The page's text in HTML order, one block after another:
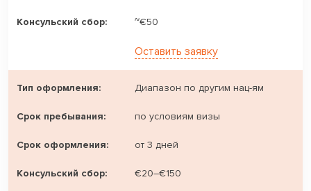
~€50
Оставить заявку
Диапазон по другим нац-ям
по условиям визы
от 3 дней
€20–€150